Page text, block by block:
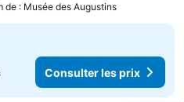
de : Musée des Augustins
Consulter les prix